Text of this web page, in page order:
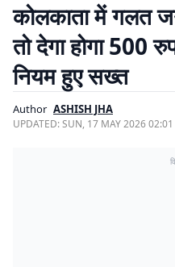
कोलकाता में गलत
तो देगा होगा 500
नियम हुए सख्त
Author ASHISH JHA
UPDATED:SUN, 17 MAY 2026 02:01